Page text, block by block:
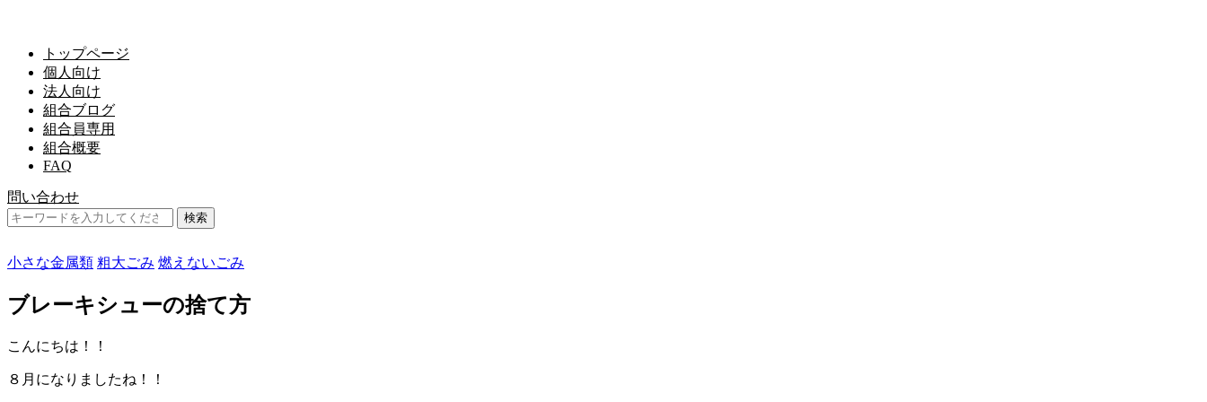
トップページ
個人向け
法人向け
組合ブログ
組合員専用
組合概要
FAQ
問い合わせ
小さな金属類 粗大ごみ 燃えないごみ
ブレーキシューの捨て方
こんにちは！！
８月になりましたね！！